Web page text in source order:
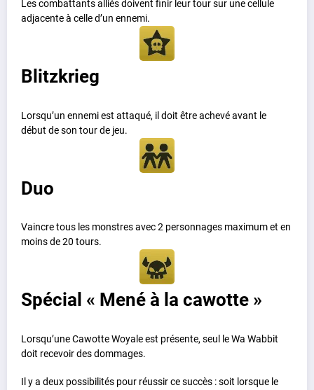
Les combattants alliés doivent finir leur tour sur une cellule
adjacente à celle d’un ennemi.
Blitzkrieg
Lorsqu’un ennemi est attaqué, il doit être achevé avant le
début de son tour de jeu.
Duo
Vaincre tous les monstres avec 2 personnages maximum et en
moins de 20 tours.
Spécial « Mené à la cawotte »
Lorsqu’une Cawotte Woyale est présente, seul le Wa Wabbit
doit recevoir des dommages.
Il y a deux possibilités pour réussir ce succès : soit lorsque le